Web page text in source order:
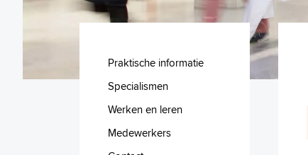
Praktische informatie
Specialismen
Werken en leren
Medewerkers